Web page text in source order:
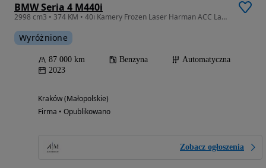
BMW Seria 4 M440i
2998 cm3 • 374 KM • 40i Kamery Frozen Laser Harman ACC Laser Bezwypadkowy VAT23%
Wyróżnione
87 000 km Benzyna
Automatyczna
2023
Kraków (Małopolskie)
Firma • Opublikowano
Zobacz ogłoszenia